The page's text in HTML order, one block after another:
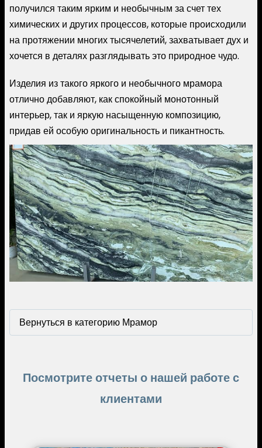
получился таким ярким и необычным за счет тех
химических и других процессов, которые происходили
на протяжении многих тысячелетий, захватывает дух и
хочется в деталях разглядывать это природное чудо.
Изделия из такого яркого и необычного мрамора
отлично добавляют, как спокойный монотонный
интерьер, так и яркую насыщенную композицию,
придав ей особую оригинальность и пикантность.
Вернуться в категорию Мрамор
Посмотрите отчеты о нашей работе с
клиентами